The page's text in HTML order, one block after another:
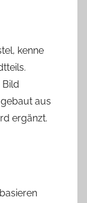
kenne
Bild
aus
ergänzt.